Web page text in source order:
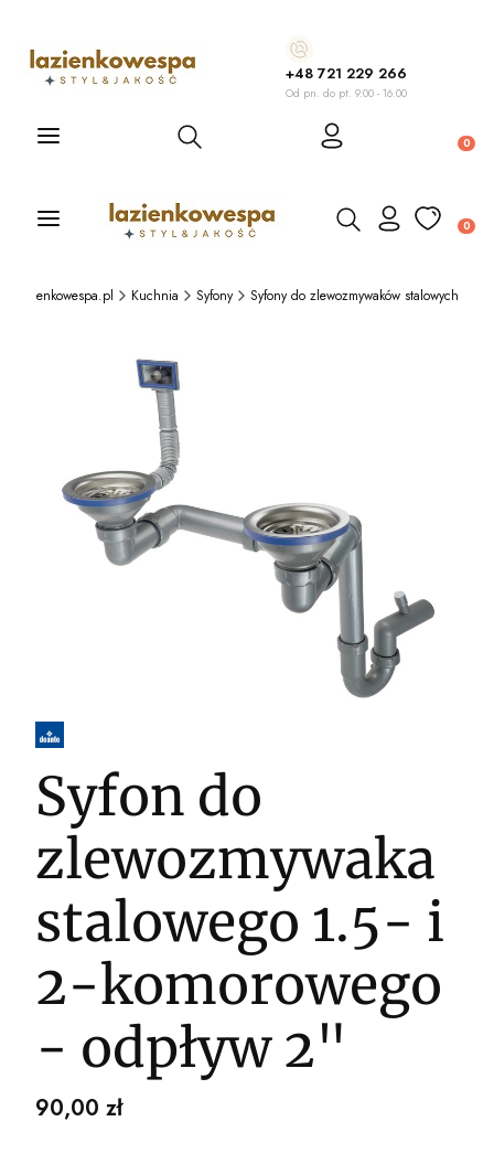
+48 721 229 266
Od pn. do pt. 9.00 - 16.00
Otwórz wyszukiwarkę
Otwórz wyszukiwarkę
Lazienkowespa.pl Kuchnia Syfony Syfony do zlewozmywaków stalowych
Syfon do
zlewozmywaka
stalowego 1.5- i
2-komorowego
- odpływ 2"
Cena
90,00 zł